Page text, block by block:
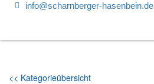
info@scharnberger-hasenbein.de
<< Kategorieübersicht